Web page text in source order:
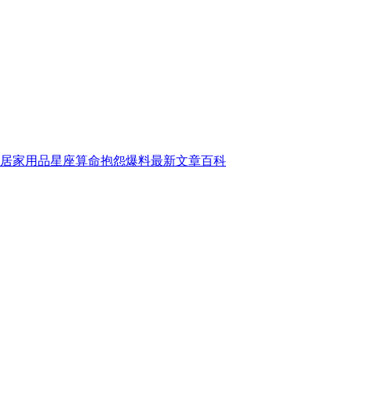
居家用品星座算命抱怨爆料最新文章百科